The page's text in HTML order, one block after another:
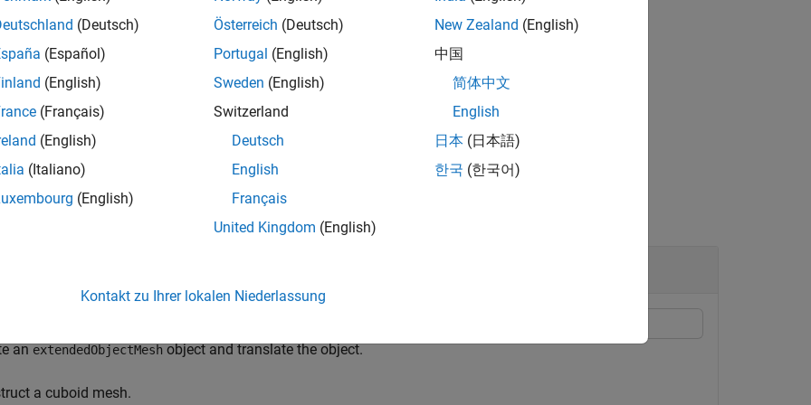
,ax) displays the object mesh as a patch on the axes
mesh optionally returns the handle to the axes where the mesh was plotted.
anextendedObjectMeshobject and translate the object.
a cuboid mesh.
(Deutsch)
(Español)
(English)
(Français)
(English)
(Italiano)
(English)
Österreich (Deutsch)
Portugal (English)
Sweden (English)
Switzerland
Deutsch
English
Français
United Kingdom (English)
New Zealand (English)
中国
简体中文
English
日本 (日本語)
한국 (한국어)
Kontakt zu Ihrer lokalen Niederlassung